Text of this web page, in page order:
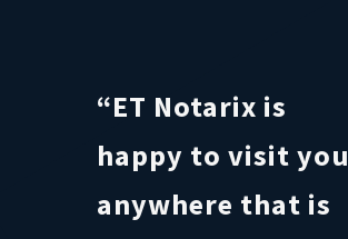
“ET Notarix is
happy to visit you
anywhere that is